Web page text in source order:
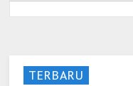
TERBARU